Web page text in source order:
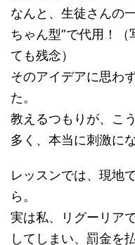
なんと、生徒さんの
ちゃん型”で代用！
ても残念）
そのアイデアに思わ
た。
教えるつもりが、こ
多く、本当に刺激に
レッスンでは、現地
ら。
実は私、リグーリア
してしまい、罰金を